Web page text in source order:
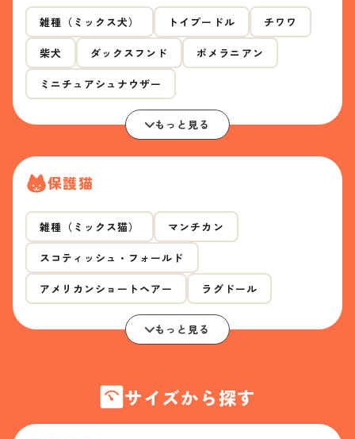
雑種（ミックス犬） トイプードル チワワ
柴犬 ダックスフンド ポメラニアン
ミニチュアシュナウザー
もっと見る
保護猫
雑種（ミックス猫） マンチカン
スコティッシュ・フォールド
アメリカンショートヘアー ラグドール
もっと見る
サイズから探す